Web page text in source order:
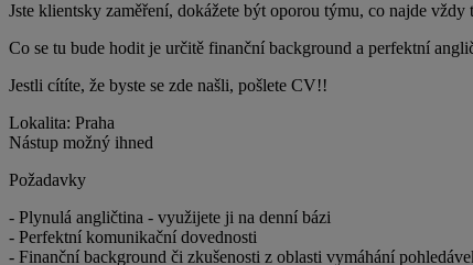
Jste klientsky zaměření, dokážete být oporou týmu, co najde
Co se tu bude hodit je určitě finanční background a perfektní
Jestli cítíte, že byste se zde našli, pošlete CV!!
Lokalita: Praha
Nástup možný ihned
Požadavky
- Plynulá angličtina - využijete ji na denní bázi
- Perfektní komunikační dovednosti
- Finanční background či zkušenosti z oblasti vymáhání